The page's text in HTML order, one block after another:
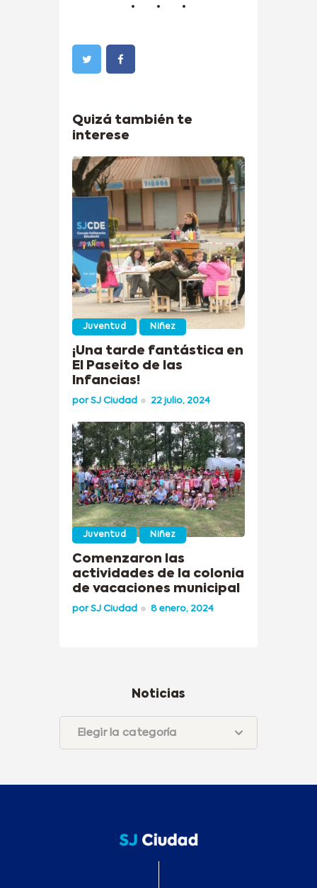
Quizá también te
interese
Juventud Niñez
¡Una tarde fantástica en
El Paseito de las
Infancias!
porSJ Ciudad 22 julio, 2024
Juventud Niñez
Comenzaron las
actividades de la colonia
de vacaciones municipal
porSJ Ciudad 8 enero, 2024
Noticias